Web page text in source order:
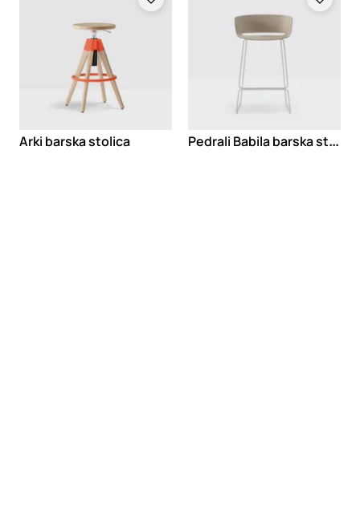
Arki barska stolica P
edrali Babila barska strolica